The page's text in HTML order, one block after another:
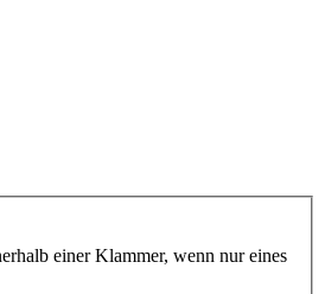
einer Klammer, wenn nur eines